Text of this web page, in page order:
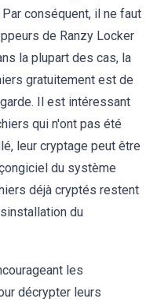
conséquent, il ne faut
de Ranzy Locker
la plupart des cas, la
gratuitement est de
Il est intéressant
qui n'ont pas été
leur cryptage peut être
du système
déjà cryptés restent
du
les
décrypter leurs